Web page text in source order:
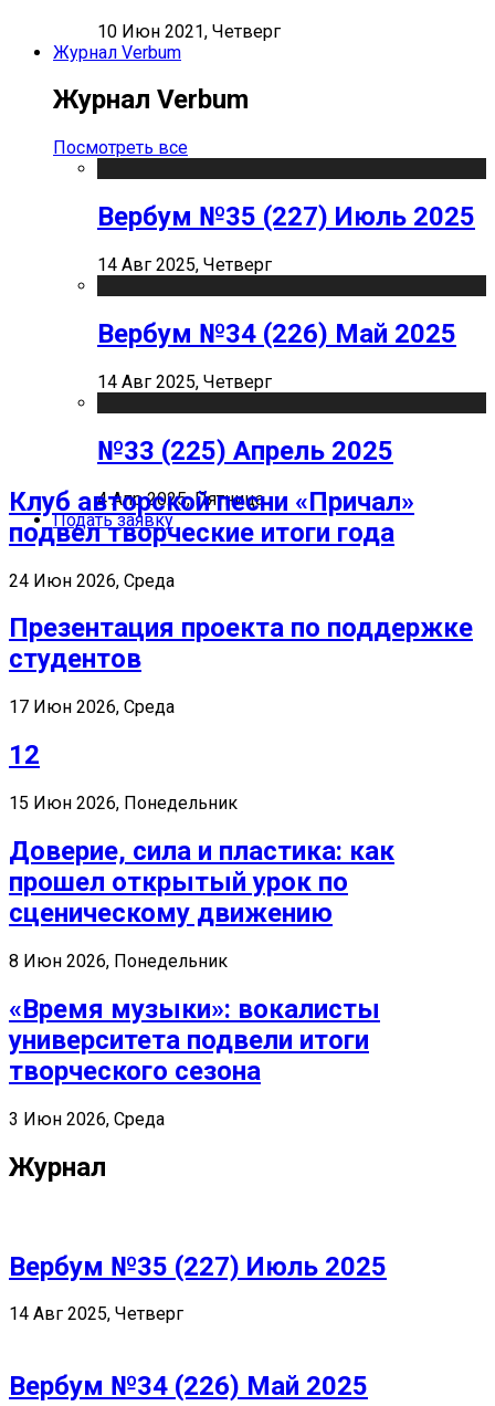
10 Июн 2021, Четверг
Журнал Verbum
Журнал Verbum
Посмотреть все
Вербум №35 (227) Июль 2025
14 Авг 2025, Четверг
Вербум №34 (226) Май 2025
14 Авг 2025, Четверг
№33 (225) Апрель 2025
4 Апр 2025, Пятница
Подать заявку
Клуб авторской песни «Причал»
подвел творческие итоги года
24 Июн 2026, Среда
Презентация проекта по поддержке
студентов
17 Июн 2026, Среда
12
15 Июн 2026, Понедельник
Доверие, сила и пластика: как
прошел открытый урок по
сценическому движению
8 Июн 2026, Понедельник
«Время музыки»: вокалисты
университета подвели итоги
творческого сезона
3 Июн 2026, Среда
Журнал
Вербум №35 (227) Июль 2025
14 Авг 2025, Четверг
Вербум №34 (226) Май 2025